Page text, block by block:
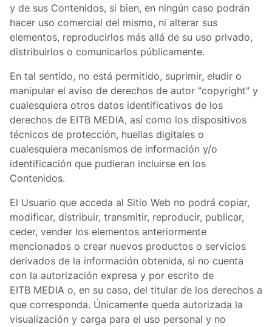
y de sus Contenidos, si bien, en ningún caso podrán
hacer uso comercial del mismo, ni alterar sus
elementos, reproducirlos más allá de su uso privado,
distribuirlos o comunicarlos públicamente.
En tal sentido, no está permitido, suprimir, eludir o
manipular el aviso de derechos de autor "copyright" y
cualesquiera otros datos identificativos de los
derechos de EITB MEDIA, así como los dispositivos
técnicos de protección, huellas digitales o
cualesquiera mecanismos de información y/o
identificación que pudieran incluirse en los
Contenidos.
El Usuario que acceda al Sitio Web no podrá copiar,
modificar, distribuir, transmitir, reproducir, publicar,
ceder, vender los elementos anteriormente
mencionados o crear nuevos productos o servicios
derivados de la información obtenida, si no cuenta
con la autorización expresa y por escrito de
EITB MEDIA o, en su caso, del titular de los derechos a
que corresponda. Únicamente queda autorizada la
visualización y carga para el uso personal y no